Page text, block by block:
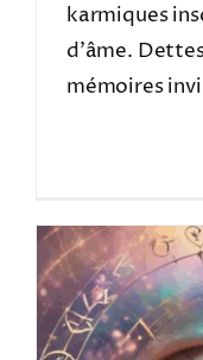
karmiques
d’âme.
mémoires